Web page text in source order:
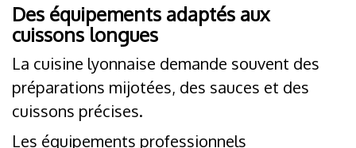
Des équipements adaptés aux
cuissons longues
La cuisine lyonnaise demande souvent des
préparations mijotées, des sauces et des
cuissons précises.
Les équipements professionnels